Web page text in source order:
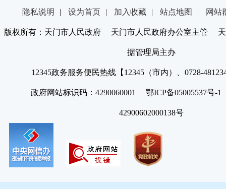
隐私说明 | 设为首页 | 加入收藏 | 站点地图 | 网站
版权所有：天门市人民政府 天门市人民政府办公室主管 天
据管理局主办
12345政务服务便民热线【12345（市内）、0728-
政府网站标识码：4290060001 鄂ICP备05005537号
42900602000138号